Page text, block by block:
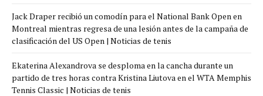
Jack Draper recibió un comodín para el National Bank Open en
Montreal mientras regresa de una lesión antes de la campaña de
clasificación del US Open | Noticias de tenis
Ekaterina Alexandrova se desploma en la cancha durante un
partido de tres horas contra Kristina Liutova en el WTA Memphis
Tennis Classic | Noticias de tenis